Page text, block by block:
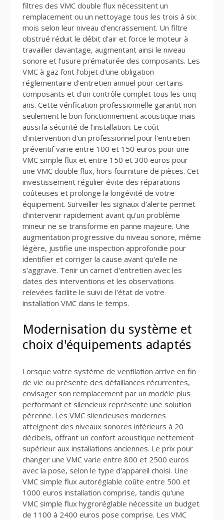
filtres des VMC double flux nécessitent un
remplacement ou un nettoyage tous les trois à six
mois selon leur niveau d'encrassement. Un filtre
obstrué réduit le débit d'air et force le moteur à
travailler davantage, augmentant ainsi le niveau
sonore et l'usure prématurée des composants. Les
VMC à gaz font l'objet d'une obligation
réglementaire d'entretien annuel pour certains
composants et d'un contrôle complet tous les cinq
ans. Cette vérification professionnelle garantit non
seulement le bon fonctionnement acoustique mais
aussi la sécurité de l'installation. Le coût
d'intervention d'un professionnel pour l'entretien
préventif varie entre 100 et 150 euros pour une
VMC simple flux et entre 150 et 300 euros pour
une VMC double flux, hors fourniture de pièces. Cet
investissement régulier évite des réparations
coûteuses et prolonge la longévité de votre
équipement. Surveiller les signaux d'alerte permet
d'intervenir rapidement avant qu'un problème
mineur ne se transforme en panne majeure. Une
augmentation progressive du niveau sonore, même
légère, justifie une inspection approfondie pour
identifier et corriger la cause avant qu'elle ne
s'aggrave. Tenir un carnet d'entretien avec les
dates des interventions et les observations
relevées facilite le suivi de l'état de votre
installation VMC dans le temps.
Modernisation du système et
choix d'équipements adaptés
Lorsque votre système de ventilation arrive en fin
de vie ou présente des défaillances récurrentes,
envisager son remplacement par un modèle plus
performant et silencieux représente une solution
pérenne. Les VMC silencieuses modernes
atteignent des niveaux sonores inférieurs à 20
décibels, offrant un confort acoustique nettement
supérieur aux installations anciennes. Le prix pour
changer une VMC varie entre 800 et 2500 euros
avec la pose, selon le type d'appareil choisi. Une
VMC simple flux autoréglable coûte entre 500 et
1000 euros installation comprise, tandis qu'une
VMC simple flux hygroréglable nécessite un budget
de 1100 à 2400 euros pose comprise. Les VMC